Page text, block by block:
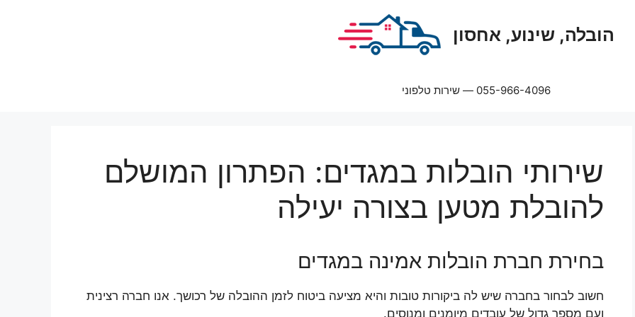
הובלה, שינוע, אחסון
055-966-4096 — שירות טלפוני
שירותי הובלות במגדים: הפתרון המושלם
להובלת מטען בצורה יעילה
בחירת חברת הובלות אמינה במגדים
חשוב לבחור בחברה שיש לה ביקורות טובות והיא מציעה ביטוח לזמן ההובלה של רכושך. אנו חברה רצינית
ועם מספר גדול של עובדים מיומנים ומנוסים.